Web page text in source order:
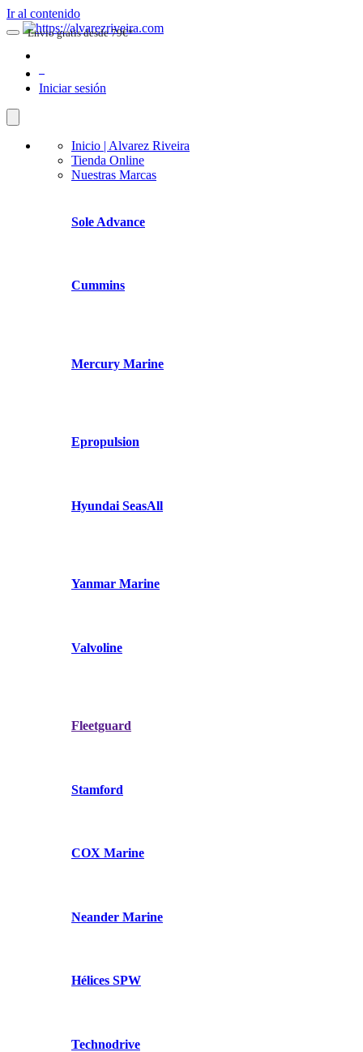
Ir al contenido
Iniciar sesión
Inicio | Alvarez Riveira
Tienda Online
Nuestras Marcas
Sole Advance
Cummins
Mercury Marine
Epropulsion
Hyundai SeasAll
Yanmar Marine
Valvoline
Fleetguard
Stamford
COX Marine
Neander Marine
Hélices SPW
Technodrive
Envio gratis desde 79€*